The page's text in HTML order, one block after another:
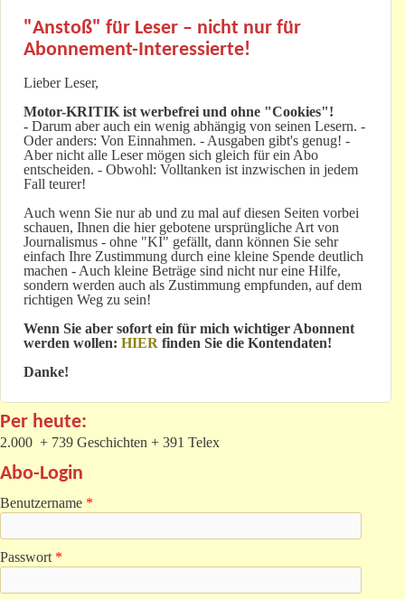
"Anstoß" für Leser – nicht nur für
Abonnement-Interessierte!
Lieber Leser,
Motor-KRITIK ist werbefrei und ohne "Cookies"!
- Darum aber auch ein wenig abhängig von seinen Lesern. -
Oder anders: Von Einnahmen. - Ausgaben gibt's genug! -
Aber nicht alle Leser mögen sich gleich für ein Abo
entscheiden. - Obwohl: Volltanken ist inzwischen in jedem
Fall teurer!
Auch wenn Sie nur ab und zu mal auf diesen Seiten vorbei
schauen, Ihnen die hier gebotene ursprüngliche Art von
Journalismus - ohne "KI" gefällt, dann können Sie sehr
einfach Ihre Zustimmung durch eine kleine Spende deutlich
machen - Auch kleine Beträge sind nicht nur eine Hilfe,
sondern werden auch als Zustimmung empfunden, auf dem
richtigen Weg zu sein!
Wenn Sie aber sofort ein für mich wichtiger Abonnent
werden wollen: HIER finden Sie die Kontendaten!
Danke!
Per heute:
2.000 + 739 Geschichten + 391 Telex
Abo-Login
Benutzername *
Passwort *